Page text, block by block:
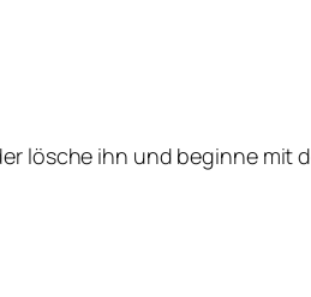
lösche ihn und beginne mit